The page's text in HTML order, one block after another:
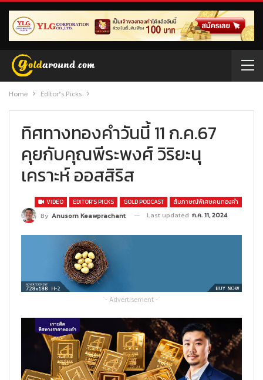
Home Editor’s Picks
ทิศทางทองคำวันนี้ 11 ก.ค.67
คุยกับคุณพีระพงศ์ วิริยะนุ
เคราะห์ ออสสิริส
VIDEO EDITOR’S PICKS GOLD PODCAST สัมภาษณ์พิเศษคนทองคำ
By Anusorn Keawprachant Last updated ก.ค. 11, 2024
- Advertisement -